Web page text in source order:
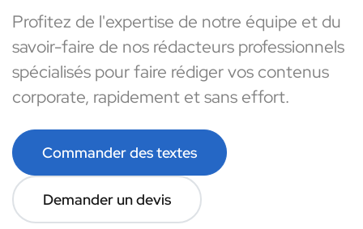
Profitez de l'expertise de notre équipe et du
savoir-faire de nos rédacteurs professionnels
spécialisés pour faire rédiger vos contenus
corporate, rapidement et sans effort.
Commander des textes
Demander un devis